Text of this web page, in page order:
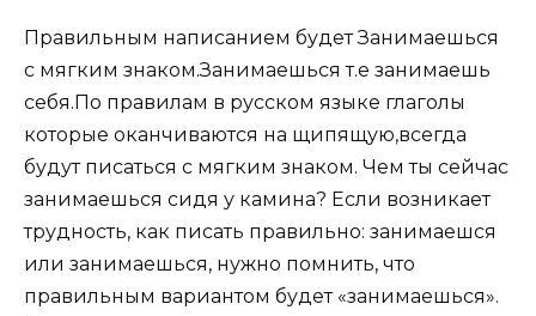
Правильным написанием будет Занимаешься
с мягким знаком.Занимаешься т.е занимаешь
себя.По правилам в русском языке глаголы
которые оканчиваются на щипящую,всегда
будут писаться с мягким знаком. Чем ты сейчас
занимаешься сидя у камина? Если возникает
трудность, как писать правильно: занимаешся
или занимаешься, нужно помнить, что
правильным вариантом будет «занимаешься».